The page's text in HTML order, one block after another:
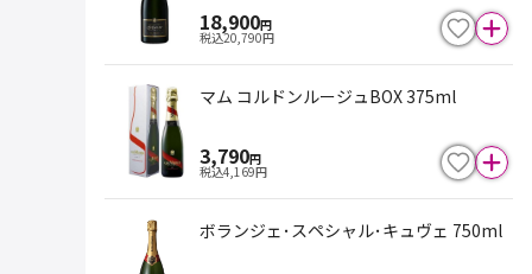
18,900円
税込20,790円
マム コルドンルージュBOX 375ml
3,790円
税込4,169円
ボランジェ･スペシャル･キュヴェ 750ml